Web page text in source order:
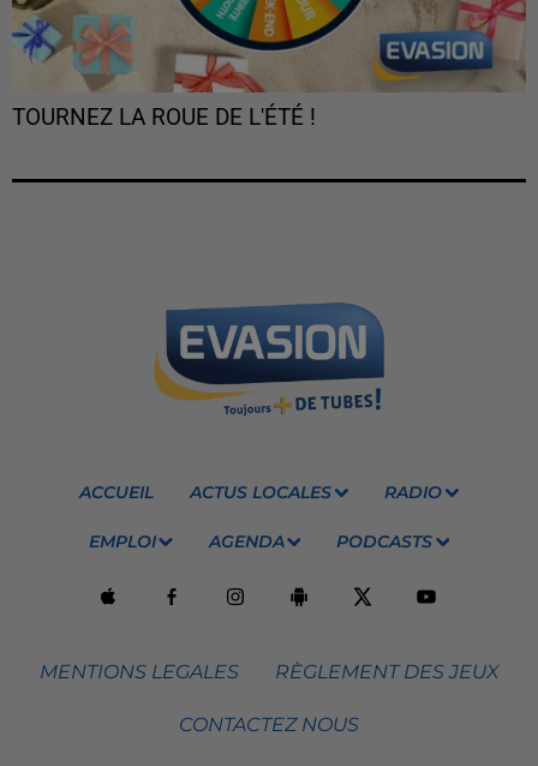
TOURNEZ LA ROUE DE L'ÉTÉ !
ACCUEIL ACTUS LOCALES RADIO
EMPLOI AGENDA PODCASTS
MENTIONS LEGALES RÈGLEMENT DES JEUX
CONTACTEZ NOUS